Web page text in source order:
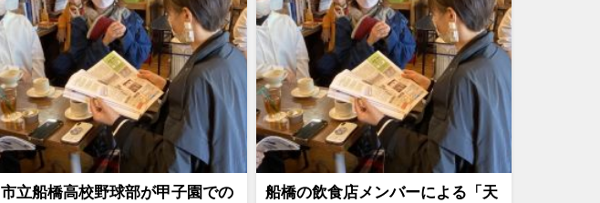
市立船橋高校野球部が甲子園での
船橋の飲食店メンバーによる「天